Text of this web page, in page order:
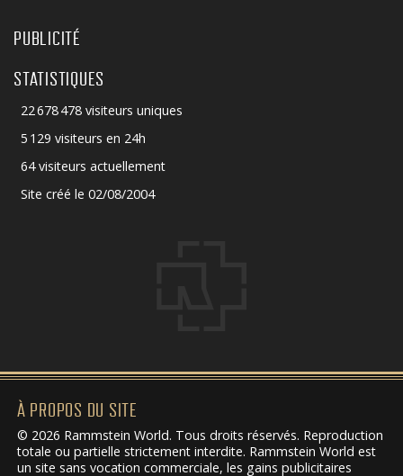
PUBLICITÉ
STATISTIQUES
22 678 478 visiteurs uniques
5 129 visiteurs en 24h
64 visiteurs actuellement
Site créé le 02/08/2004
À PROPOS DU SITE
© 2026 Rammstein World. Tous droits réservés. Reproduction
totale ou partielle strictement interdite. Rammstein World est
un site sans vocation commerciale, les gains publicitaires